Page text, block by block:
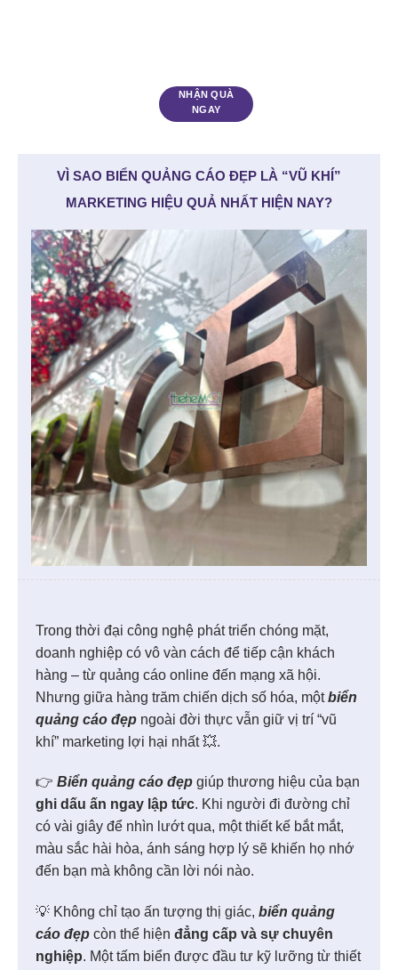
NHẬN QUÀ
NGAY
VÌ SAO BIỂN QUẢNG CÁO ĐẸP LÀ “VŨ KHÍ”
MARKETING HIỆU QUẢ NHẤT HIỆN NAY?
Trong thời đại công nghệ phát triển chóng mặt,
doanh nghiệp có vô vàn cách để tiếp cận khách
hàng – từ quảng cáo online đến mạng xã hội.
Nhưng giữa hàng trăm chiến dịch số hóa, mộtbiển
quảng cáo đẹp ngoài đời thực vẫn giữ vị trí “vũ
khí” marketing lợi hại nhất 💥.
👉Biển quảng cáo đẹp giúp thương hiệu của bạn
ghi dấu ấn ngay lập tức. Khi người đi đường chỉ
có vài giây để nhìn lướt qua, một thiết kế bắt mắt,
màu sắc hài hòa, ánh sáng hợp lý sẽ khiến họ nhớ
đến bạn mà không cần lời nói nào.
💡 Không chỉ tạo ấn tượng thị giác,biển quảng
cáo đẹp còn thể hiệnđẳng cấp và sự chuyên
nghiệp. Một tấm biển được đầu tư kỹ lưỡng từ thiết